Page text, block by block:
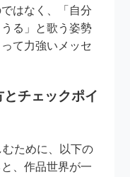
はなく、「自分
る」と歌う姿勢
て力強いメッセ
チェックポイ
むために、以下の
、作品世界が一